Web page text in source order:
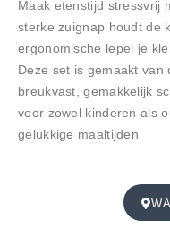
Maak etenstijd stressvrij
sterke zuignap houdt de
ergonomische lepel je
Deze set is gemaakt van
breukvast, gemakkelijk
voor zowel kinderen als
gelukkige maaltijden